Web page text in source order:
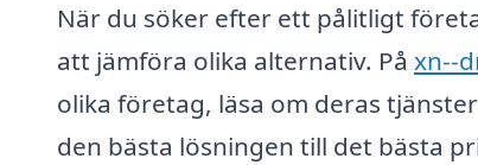
När du söker efter ett pålitligt
att jämföra olika alternativ. På xn--
olika företag, läsa om deras
den bästa lösningen till det bästa